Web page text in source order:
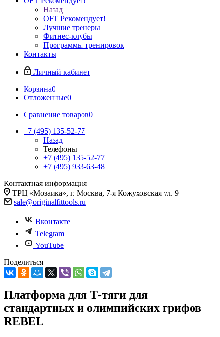
Назад
OFT Рекомендует!
Лучшие тренеры
Фитнес-клубы
Программы тренировок
Контакты
Личный кабинет
Корзина0
Отложенные0
Сравнение товаров0
+7 (495) 135-52-77
Назад
Телефоны
+7 (495) 135-52-77
+7 (495) 933-63-48
Контактная информация
ТРЦ «Мозаика», г. Москва, 7-я Кожуховская ул. 9
sale@originalfittools.ru
Вконтакте
Telegram
YouTube
Поделиться
Платформа для Т-тяги для
стандартных и олимпийских грифов
REBEL